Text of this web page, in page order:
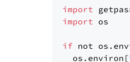
import
import os
if not
  os.environ[